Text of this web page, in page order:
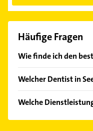
Häufige Fragen
Wie finde ich den
Kundenmeinungen
einfach nach
Welcher Dentist in
Bitte beachten Sie,
Feiertagen
Welche
Folgende Leistungen